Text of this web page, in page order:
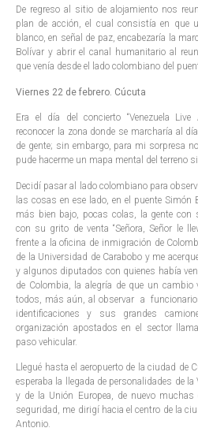
De regreso al sitio de alojamiento nos
plan de acción, el cual consistía en que
blanco, en señal de paz, encabezaría la
Bolívar y abrir el canal humanitario al
que venía desde el lado colombiano del
Viernes 22 de febrero. Cúcuta
Era el día del concierto “Venezuela
reconocer la zona donde se marcharía al
de gente; sin embargo, para mi sorpresa
pude hacerme un mapa mental del terreno
Decidí pasar al lado colombiano para
las cosas en ese lado, en el puente
más bien bajo, pocas colas, la gente con
con su grito de venta “Señora, Señor le
frente a la oficina de inmigración de
de la Universidad de Carabobo y me
y algunos diputados con quienes había
de Colombia, la alegría de que un
todos, más aún, al observar a
identificaciones y sus grandes
organización apostados en el sector
paso vehicular.
Llegué hasta el aeropuerto de la ciudad de
esperaba la llegada de personalidades de la
y de la Unión Europea, de nuevo
seguridad, me dirigí hacia el centro de la
Antonio.